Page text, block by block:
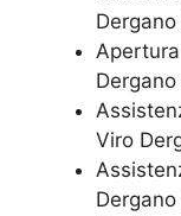
Viro